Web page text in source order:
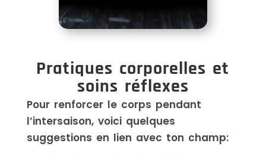
Pratiques corporelles et
soins réflexes
Pour renforcer le corps pendant
l’intersaison, voici quelques
suggestions en lien avec ton champ: